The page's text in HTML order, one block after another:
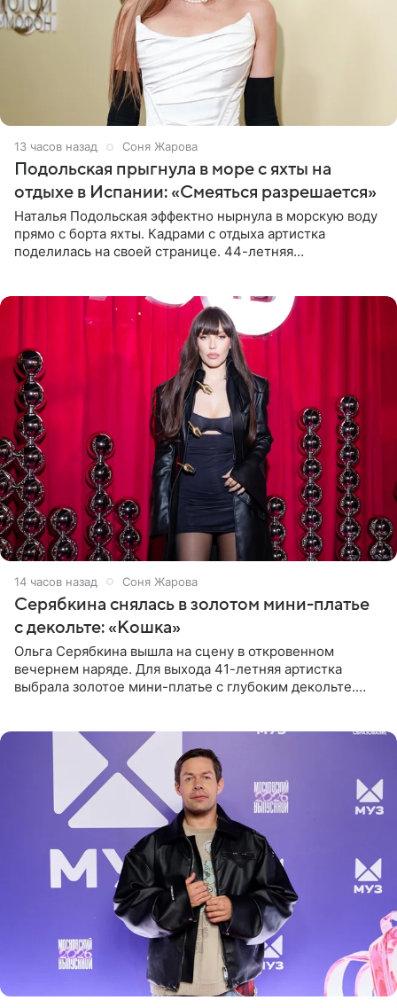
13 часов назад Соня Жарова
Подольская прыгнула в море с яхты на
отдыхе в Испании: «Смеяться разрешается»
Наталья Подольская эффектно нырнула в морскую воду
прямо с борта яхты. Кадрами с отдыха артистка
поделилась на своей странице. 44-летняя
14 часов назад Соня Жарова
Серябкина снялась в золотом мини-платье
с декольте: «Кошка»
Ольга Серябкина вышла на сцену в откровенном
вечернем наряде. Для выхода 41-летняя артистка
выбрала золотое мини-платье с глубоким декольте.